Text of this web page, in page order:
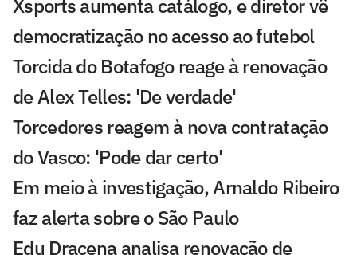
Xsports aumenta catálogo, e diretor vê
democratização no acesso ao futebol
Torcida do Botafogo reage à renovação
de Alex Telles: 'De verdade'
Torcedores reagem à nova contratação
do Vasco: 'Pode dar certo'
Em meio à investigação, Arnaldo Ribeiro
faz alerta sobre o São Paulo
Edu Dracena analisa renovação de